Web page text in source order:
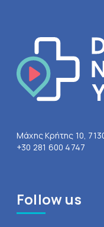
Μάχης Κρήτης 10,
+30 281 600 4747
Follow us